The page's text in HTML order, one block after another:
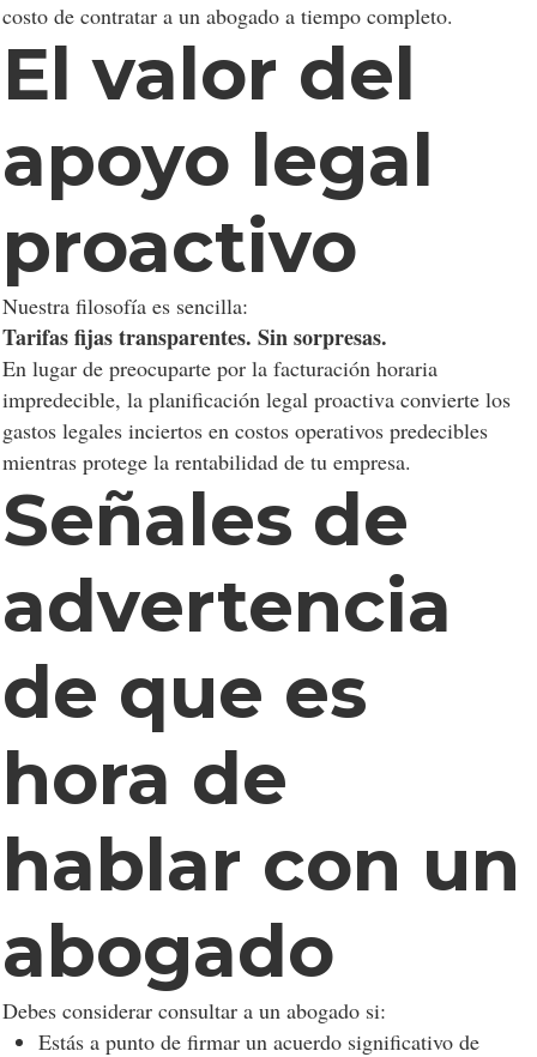
costo de contratar a un abogado a tiempo completo.
El valor del
apoyo legal
proactivo
Nuestra filosofía es sencilla:
Tarifas fijas transparentes. Sin sorpresas.
En lugar de preocuparte por la facturación horaria
impredecible, la planificación legal proactiva convierte los
gastos legales inciertos en costos operativos predecibles
mientras protege la rentabilidad de tu empresa.
Señales de
advertencia
de que es
hora de
hablar con un
abogado
Debes considerar consultar a un abogado si:
Estás a punto de firmar un acuerdo significativo de